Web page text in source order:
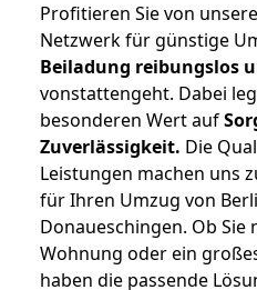
Profitieren Sie von
Netzwerk für günstige
Beiladung reibungslos
vonstattengeht. Dabei
besonderen Wert auf
Zuverlässigkeit. Die
Leistungen machen uns
für Ihren Umzug von
Donaueschingen. Ob Sie
Wohnung oder ein
haben die passende